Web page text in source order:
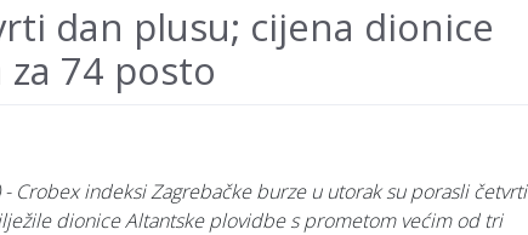
dan plusu; cijena dionice
74 posto
- Crobex indeksi Zagrebačke burze u utorak su porasli četvrti
dionice Altantske plovidbe s prometom većim od tri